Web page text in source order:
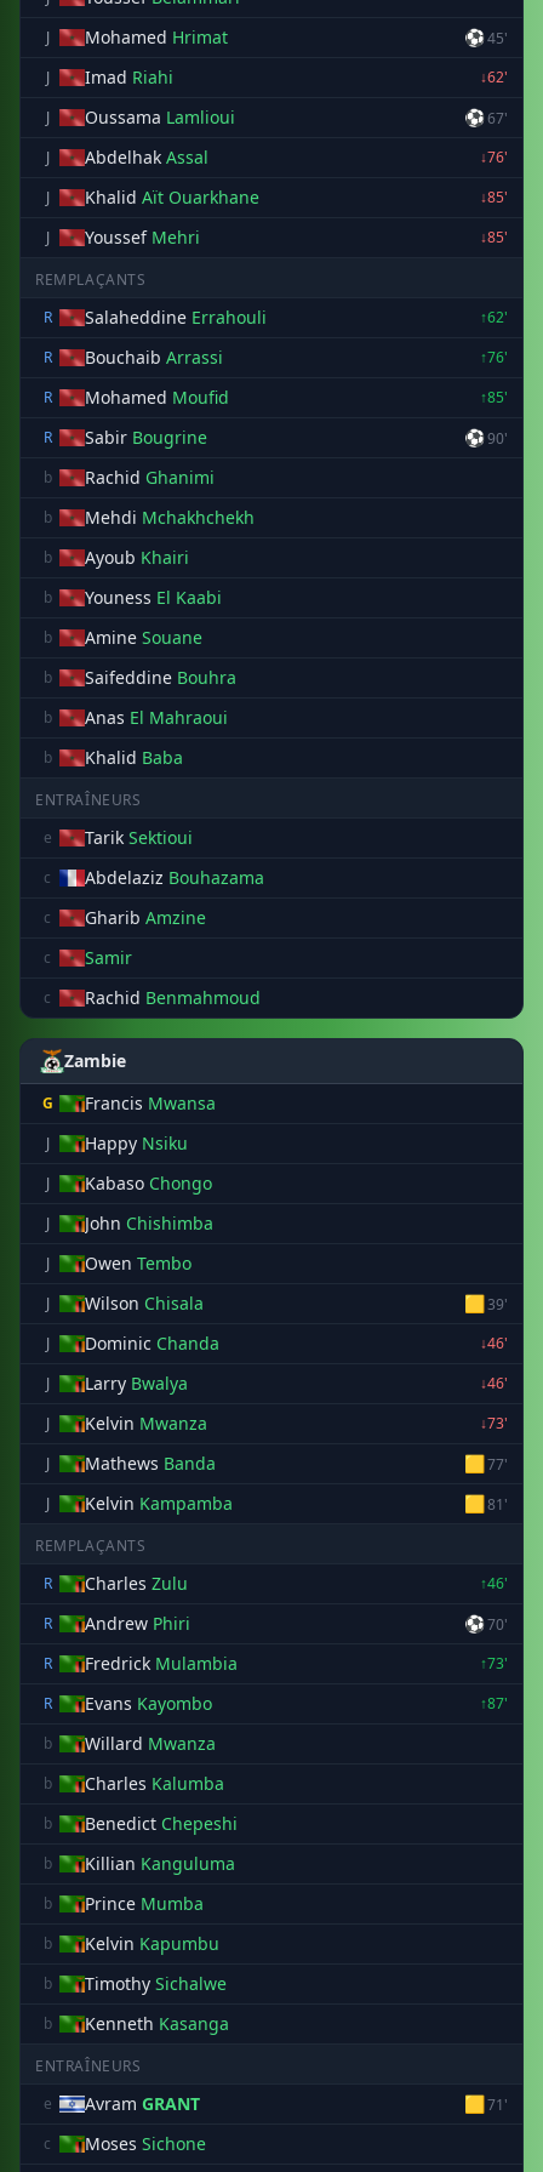
J Mohamed Hrimat ⚽45'
J
Imad Riahi
↓62'
J
Oussama Lamlioui ⚽67'
J
Abdelhak Assal
↓76'
J
Khalid Aït Ouarkhane
↓85'
J
Youssef Mehri ↓85'
REMPLAÇANTS
R
Salaheddine Errahouli
↑62'
R
Bouchaib Arrassi
↑76'
R
Mohamed Moufid
↑85'
R
Sabir Bougrine ⚽90'
b
Rachid Ghanimi
b Mehdi Mchakhchekh
b Ayoub Khairi
b Youness El Kaabi
b Amine Souane
b Saifeddine Bouhra
b Anas El Mahraoui
b Khalid Baba
ENTRAÎNEURS
e
Tarik Sektioui
c Abdelaziz Bouhazama
c Gharib Amzine
c Samir
c Rachid Benmahmoud
Zambie
G Francis Mwansa
J Happy Nsiku
J Kabaso Chongo
J John Chishimba
J Owen Tembo
J Wilson Chisala 🟨39'
J
Dominic Chanda
↓46'
J
Larry Bwalya
↓46'
J
Kelvin Mwanza
↓73'
J
Mathews Banda 🟨77'
J
Kelvin Kampamba 🟨81'
REMPLAÇANTS
R
Charles Zulu
↑46'
R
Andrew Phiri ⚽70'
R
Fredrick Mulambia
↑73'
R
Evans Kayombo
↑87'
b
Willard Mwanza
b Charles Kalumba
b Benedict Chepeshi
b Killian Kanguluma
b Prince Mumba
b Kelvin Kapumbu
b Timothy Sichalwe
b Kenneth Kasanga
ENTRAÎNEURS
e
Avram GRANT 🟨71'
c
Moses Sichone